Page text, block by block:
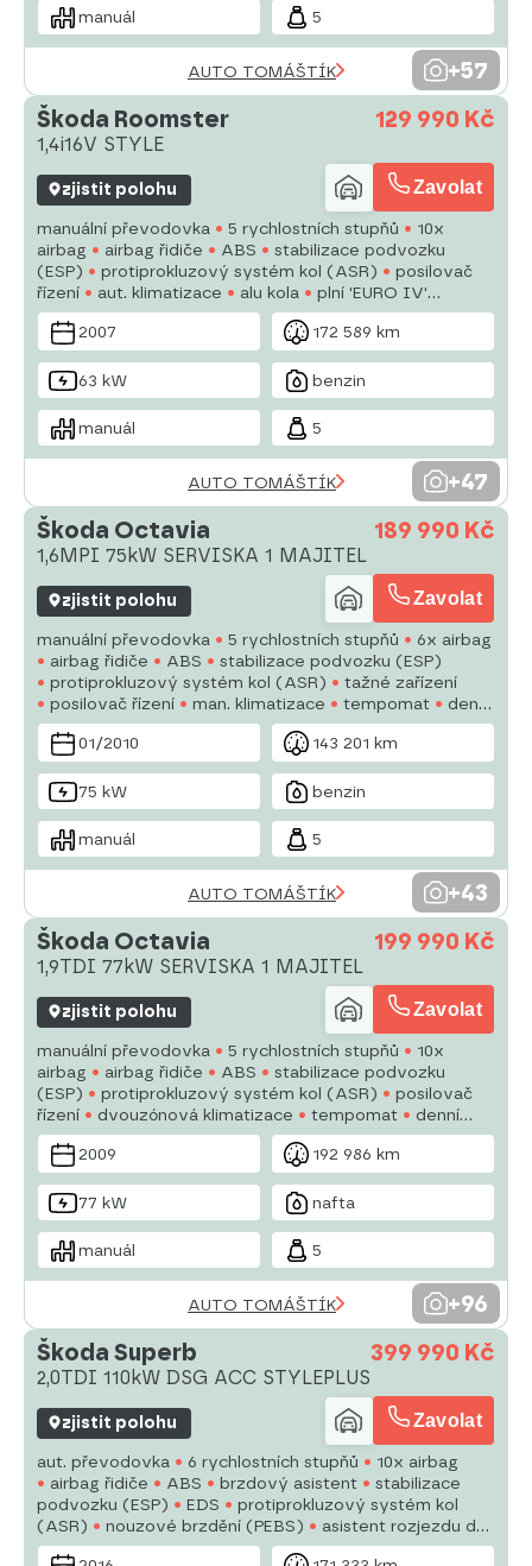
manuál 5
AUTO TOMÁŠTÍK
+57
Škoda Roomster
1,4i16V STYLE
129 990 Kč
zjistit polohu Zavolat
manuální převodovka 5 rychlostních stupňů
10x
airbag
airbag řidiče ABS
stabilizace podvozku
(ESP)
protiprokluzový systém kol (ASR)
posilovač
řízení
aut. klimatizace alu kola
plní 'EURO IV'
palubní počítač
nastavitelný volant
deaktivace
airbagu spolujezdce
2007 172 589 km
63 kW benzin
manuál 5
AUTO TOMÁŠTÍK
+47
Škoda Octavia
1,6MPI 75kW SERVISKA 1 MAJITEL
189 990 Kč
zjistit polohu Zavolat
manuální převodovka 5 rychlostních stupňů
6x airbag
airbag řidiče
ABS
stabilizace podvozku (ESP)
protiprokluzový systém kol (ASR)
tažné zařízení
posilovač řízení
man. klimatizace tempomat
denní
svícení
alu kola plní 'EURO IV'
palubní počítač
01/2010
143 201 km
75 kW benzin
manuál 5
AUTO TOMÁŠTÍK
+43
Škoda Octavia
1,9TDI 77kW SERVISKA 1 MAJITEL
199 990 Kč
zjistit polohu Zavolat
manuální převodovka 5 rychlostních stupňů
10x
airbag
airbag řidiče ABS
stabilizace podvozku
(ESP)
protiprokluzový systém kol (ASR)
posilovač
řízení
dvouzónová klimatizace tempomat
denní
svícení
alu kola plní 'EURO IV'
palubní počítač
parkovací senzory zadní
2009 192 986 km
77 kW nafta
manuál 5
AUTO TOMÁŠTÍK
+96
Škoda Superb
2,0TDI 110kW DSG ACC STYLEPLUS
399 990 Kč
zjistit polohu Zavolat
aut. převodovka 6 rychlostních stupňů
10x airbag
airbag řidiče
ABS brzdový asistent
stabilizace
podvozku (ESP)
EDS
protiprokluzový systém kol
(ASR)
nouzové brzdění (PEBS)
asistent rozjezdu do
kopce (HSA)
ukazatel rychlostního limitu (SLIF)